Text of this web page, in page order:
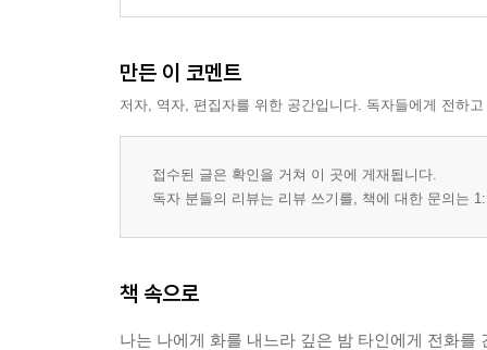
만든 이 코멘트
저자, 역자, 편집자를 위한 공간입니다. 독자들에게 전하
접수된 글은 확인을 거쳐 이 곳에 게재됩니다.
독자 분들의 리뷰는 리뷰 쓰기를, 책에 대한 문의는
책 속으로
나는 나에게 화를 내느라 깊은 밤 타인에게 전화